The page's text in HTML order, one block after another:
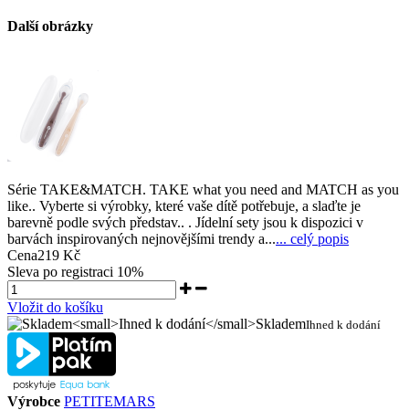
Další obrázky
Série TAKE&MATCH. TAKE what you need and MATCH as you
like.. Vyberte si výrobky, které vaše dítě potřebuje, a slaďte je
barevně podle svých představ.. . Jídelní sety jsou k dispozici v
barvách inspirovaných nejnovějšími trendy a...... celý popis
Cena219 Kč
Sleva po registraci 10%
Vložit do košíku
SklademIhned k dodání
Výrobce PETITEMARS